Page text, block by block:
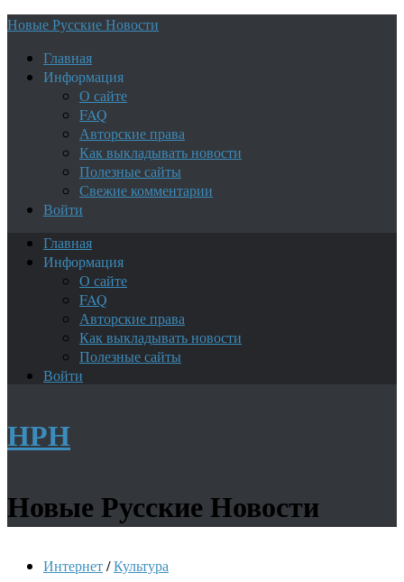
Новые Русские Новости
Главная
Информация
О сайте
FAQ
Авторские права
Как выкладывать новости
Полезные сайты
Свежие комментарии
Войти
Главная
Информация
О сайте
FAQ
Авторские права
Как выкладывать новости
Полезные сайты
Войти
НРН
Новые Русские Новости
Интернет/Культура